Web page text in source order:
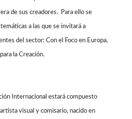
de sus creadores. Para ello se
a las que se invitará a
del sector: Con el Foco en Europa,
la Creación.
Internacional estará compuesto
visual y comisario, nacido en